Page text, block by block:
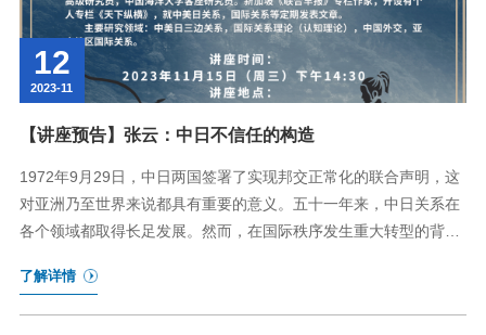
12
2023-11
【讲座预告】张云：中日不信任的构造
1972年9月29日，中日两国签署了实现邦交正常化的联合声明，这
对亚洲乃至世界来说都具有重要的意义。五十一年来，中日关系在
各个领域都取得长足发展。然而，在国际秩序发生重大转型的背景
策研究院（IPP）邀请到日本国立新瀉大学国际关系
了解详情